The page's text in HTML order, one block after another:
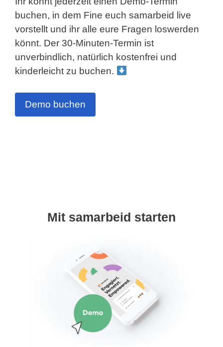
buchen, in dem Fine euch samarbeid live
vorstellt und ihr alle eure Fragen loswerden
könnt. Der 30-Minuten-Termin ist
unverbindlich, natürlich kostenfrei und
kinderleicht zu buchen.
Demo buchen
Mit samarbeid starten